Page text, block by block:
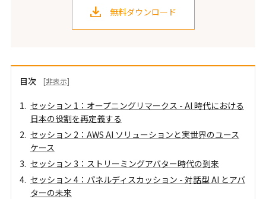
無料ダウンロード
目次 [非表示]
セッション 1：オープニングリマークス - AI 時代における
日本の役割を再定義する
セッション 2：AWS AI ソリューションと実世界のユース
ケース
セッション 3：ストリーミングアバター時代の到来
セッション 4：パネルディスカッション - 対話型 AI とアバ
ターの未来